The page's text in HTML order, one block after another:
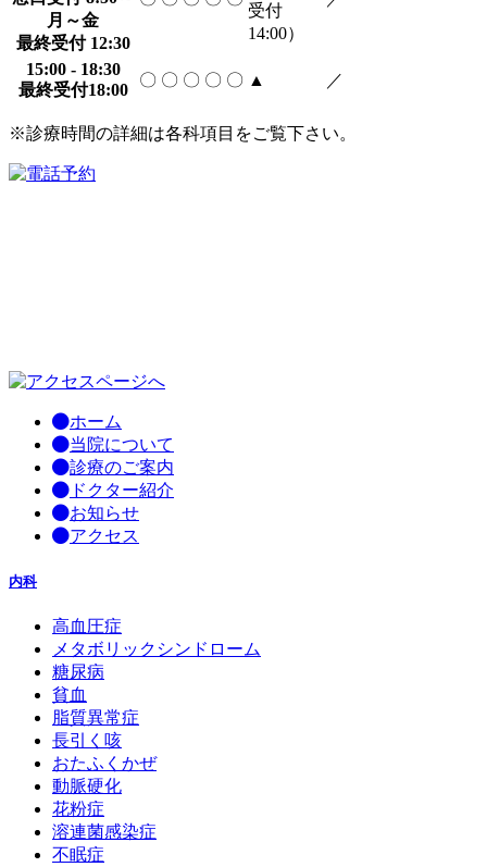
月～金
最終受付 12:30
受付
14:00）
15:00 - 18:30
最終受付18:00
〇 〇 〇 〇 〇 ▲ ／
※診療時間の詳細は各科項目をご覧下さい。
ホーム
当院について
診療のご案内
ドクター紹介
お知らせ
アクセス
内科
高血圧症
メタボリックシンドローム
糖尿病
貧血
脂質異常症
長引く咳
おたふくかぜ
動脈硬化
花粉症
溶連菌感染症
不眠症